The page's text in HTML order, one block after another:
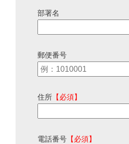
部署名
郵便番号
住所 【必須】
電話番号 【必須】